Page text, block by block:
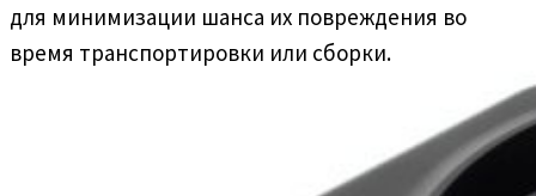
для минимизации шанса их повреждения во
время транспортировки или сборки.